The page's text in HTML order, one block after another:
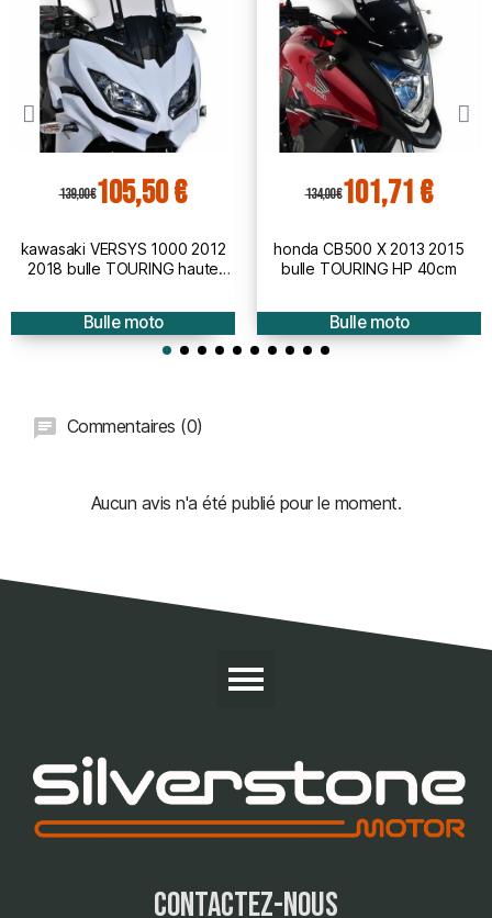
139,00 €105,50 €
kawasaki VERSYS 1000 2012
2018 bulle TOURING haute
Bulle moto
134,00 €101,71 €
honda CB500 X 2013 2015
bulle TOURING HP 40cm
Bulle moto
Commentaires (0)
Aucun avis n'a été publié pour le moment.
contactez-nous